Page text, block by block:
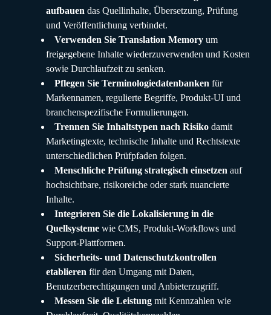
aufbauen das Quellinhalte, Übersetzung, Prüfung
und Veröffentlichung verbindet.
Verwenden Sie Translation Memory um
freigegebene Inhalte wiederzuverwenden und Kosten
sowie Durchlaufzeit zu senken.
Pflegen Sie Terminologiedatenbanken für
Markennamen, regulierte Begriffe, Produkt-UI und
branchenspezifische Formulierungen.
Trennen Sie Inhaltstypen nach Risiko damit
Marketingtexte, technische Inhalte und Rechtstexte
unterschiedlichen Prüfpfaden folgen.
Menschliche Prüfung strategisch einsetzen auf
hochsichtbare, risikoreiche oder stark nuancierte
Inhalte.
Integrieren Sie die Lokalisierung in die
Quellsysteme wie CMS, Produkt-Workflows und
Support-Plattformen.
Sicherheits- und Datenschutzkontrollen
etablieren für den Umgang mit Daten,
Benutzerberechtigungen und Anbieterzugriff.
Messen Sie die Leistung mit Kennzahlen wie